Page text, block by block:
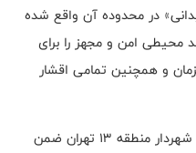
در محدوده آن واقع شده
محیطی امن و مجهز را برای
و همچنین تمامی اقشار
در ادامه این دیدار نیز مجتبی شکری شهردار منطقه ۱۳ تهران ضمن